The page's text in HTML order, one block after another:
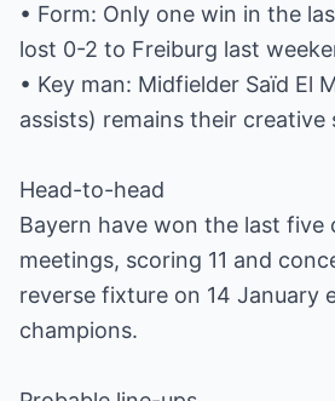
• Form: Only one win in the
lost 0-2 to Freiburg last
• Key man: Midfielder Saïd El
assists) remains their creative
Head-to-head
Bayern have won the last five
meetings, scoring 11 and
reverse fixture on 14 January
champions.